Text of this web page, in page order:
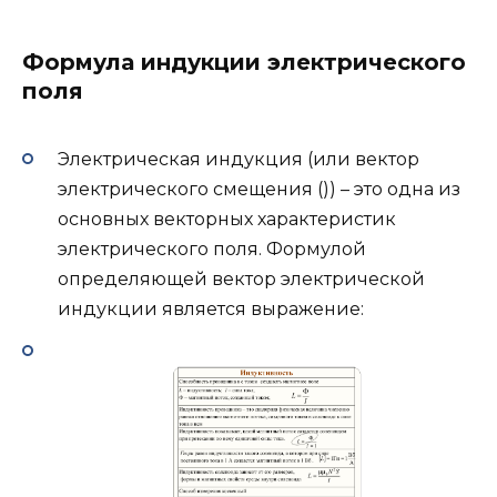
Формула индукции электрического
поля
Электрическая индукция (или вектор
электрического смещения ()) – это одна из
основных векторных характеристик
электрического поля. Формулой
определяющей вектор электрической
индукции является выражение: